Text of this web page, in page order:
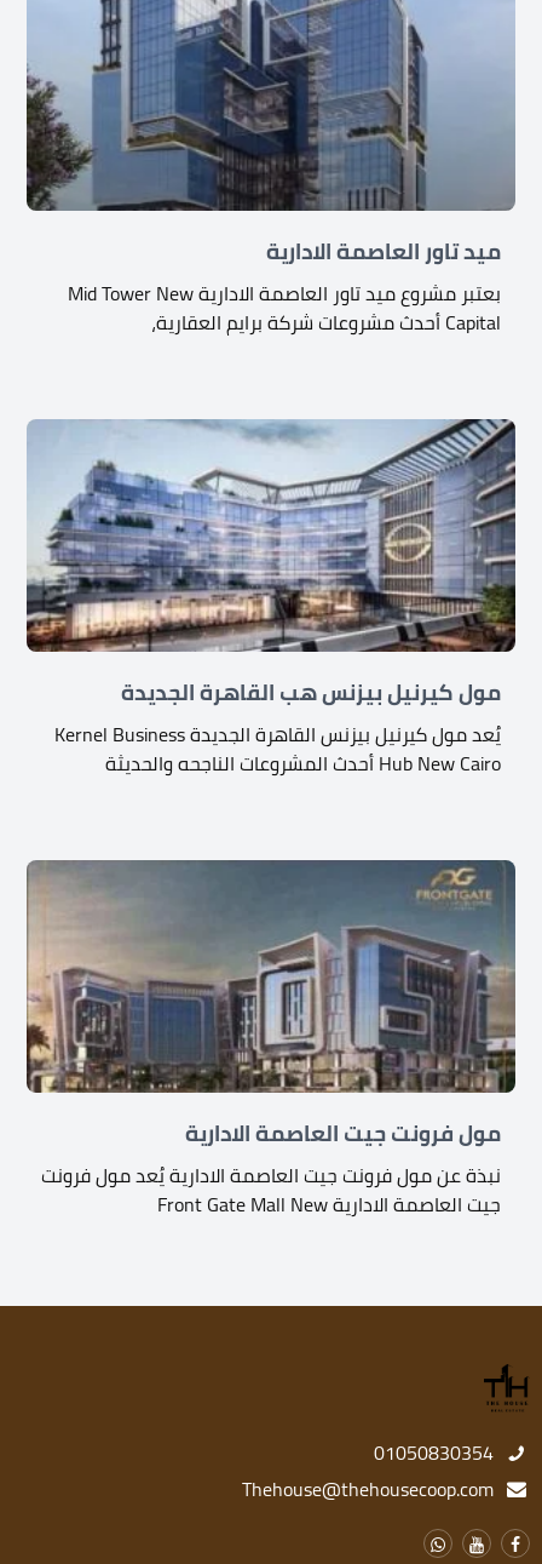
ميد تاور العاصمة الادارية
بعتبر مشروع ميد تاور العاصمة الادارية Mid Tower New
Capital أحدث مشروعات شركة برايم العقارية،
مول كيرنيل بيزنس هب القاهرة الجديدة
يُعد مول كيرنيل بيزنس القاهرة الجديدة Kernel Business
Hub New Cairo أحدث المشروعات الناجحه والحديثة
مول فرونت جيت العاصمة الادارية
نبذة عن مول فرونت جيت العاصمة الادارية يُعد مول فرونت
جيت العاصمة الادارية Front Gate Mall New
01050830354
Thehouse@thehousecoop.com